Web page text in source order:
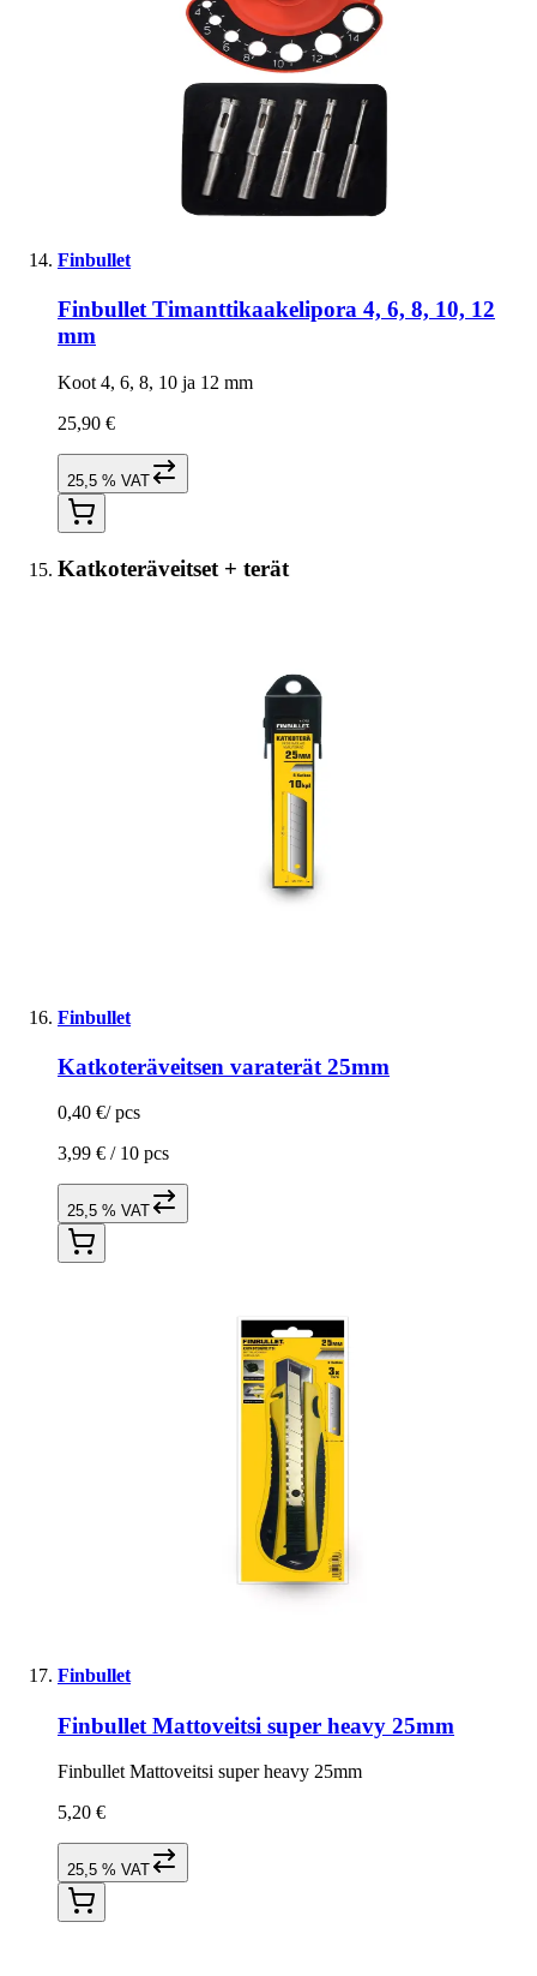
Finbullet
Finbullet Timanttikaakelipora 4, 6, 8, 10, 12
mm
Koot 4, 6, 8, 10 ja 12 mm
25,90 €
25,5 % VAT
Katkoteräveitset + terät
Finbullet
Katkoteräveitsen varaterät 25mm
0,40 €/ pcs
3,99 € / 10 pcs
25,5 % VAT
Finbullet
Finbullet Mattoveitsi super heavy 25mm
Finbullet Mattoveitsi super heavy 25mm
5,20 €
25,5 % VAT